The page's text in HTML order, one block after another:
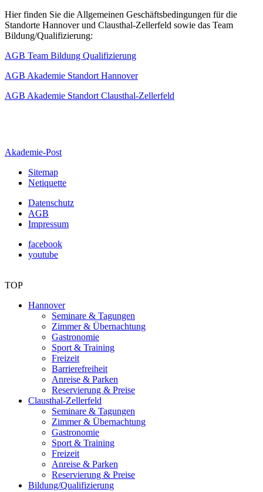
Hier finden Sie die Allgemeinen Geschäftsbedingungen für die
Standorte Hannover und Clausthal-Zellerfeld sowie das Team
Bildung/Qualifizierung:
AGB Team Bildung Qualifizierung
AGB Akademie Standort Hannover
AGB Akademie Standort Clausthal-Zellerfeld
Akademie-Post
Sitemap
Netiquette
Datenschutz
AGB
Impressum
facebook
youtube
TOP
Hannover
Seminare & Tagungen
Zimmer & Übernachtung
Gastronomie
Sport & Training
Freizeit
Barrierefreiheit
Anreise & Parken
Reservierung & Preise
Clausthal-Zellerfeld
Seminare & Tagungen
Zimmer & Übernachtung
Gastronomie
Sport & Training
Freizeit
Anreise & Parken
Reservierung & Preise
Bildung/Qualifizierung